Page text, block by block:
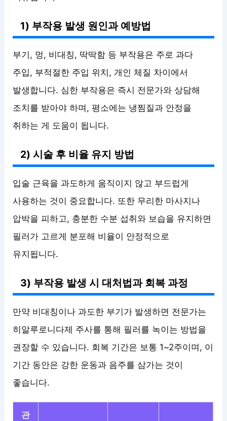
1) 부작용 발생 원인과 예방법
부기, 멍, 비대칭, 딱딱함 등 부작용은 주로 과다
주입, 부적절한 주입 위치, 개인 체질 차이에서
발생합니다. 심한 부작용은 즉시 전문가와 상담해
조치를 받아야 하며, 평소에는 냉찜질과 안정을
취하는 게 도움이 됩니다.
2) 시술 후 비율 유지 방법
입술 근육을 과도하게 움직이지 않고 부드럽게
사용하는 것이 중요합니다. 또한 무리한 마사지나
압박을 피하고, 충분한 수분 섭취와 보습을 유지하면
필러가 고르게 분포해 비율이 안정적으로
유지됩니다.
3) 부작용 발생 시 대처법과 회복 과정
만약 비대칭이나 과도한 부기가 발생하면 전문가는
히알루로니다제 주사를 통해 필러를 녹이는 방법을
권장할 수 있습니다. 회복 기간은 보통 1~2주이며, 이
기간 동안은 강한 운동과 음주를 삼가는 것이
좋습니다.
관